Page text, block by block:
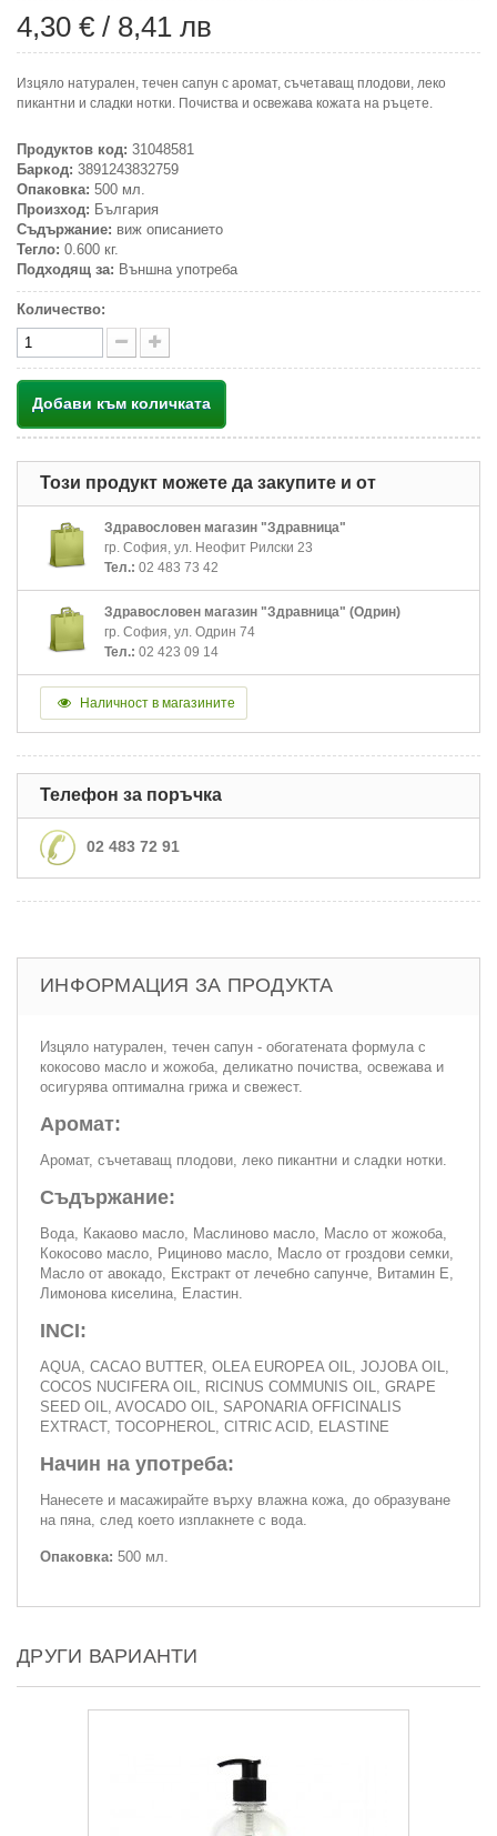
4,30 € / 8,41 лв
Изцяло натурален, течен сапун с аромат, съчетаващ плодови, леко
пикантни и сладки нотки. Почиства и освежава кожата на ръцете.
Продуктов код: 31048581
Баркод: 3891243832759
Опаковка: 500 мл.
Произход: България
Съдържание: виж описанието
Тегло: 0.600 кг.
Подходящ за: Външна употреба
Количество:
Добави към количката
Този продукт можете да закупите и от
Здравословен магазин "Здравница"
гр. София, ул. Неофит Рилски 23
Тел.: 02 483 73 42
Здравословен магазин "Здравница" (Одрин)
гр. София, ул. Одрин 74
Тел.: 02 423 09 14
Наличност в магазините
Телефон за поръчка
02 483 72 91
ИНФОРМАЦИЯ ЗА ПРОДУКТА
Изцяло натурален, течен сапун - обогатената формула с
кокосово масло и жожоба, деликатно почиства, освежава и
осигурява оптимална грижа и свежест.
Аромат:
Аромат, съчетаващ плодови, леко пикантни и сладки нотки.
Съдържание:
Вода, Какаово масло, Маслиново масло, Масло от жожоба,
Кокосово масло, Рициново масло, Масло от гроздови семки,
Масло от авокадо, Екстракт от лечебно сапунче, Витамин Е,
Лимонова киселина, Еластин.
INCI:
AQUA, CACAO BUTTER, OLEA EUROPEA OIL, JOJOBA OIL,
COCOS NUCIFERA OIL, RICINUS COMMUNIS OIL, GRAPE
SEED OIL, AVOCADO OIL, SAPONARIA OFFICINALIS
EXTRACT, TOCOPHEROL, CITRIC ACID, ELASTINE
Начин на употреба:
Нанесете и масажирайте върху влажна кожа, до образуване
на пяна, след което изплакнете с вода.
Опаковка: 500 мл.
ДРУГИ ВАРИАНТИ